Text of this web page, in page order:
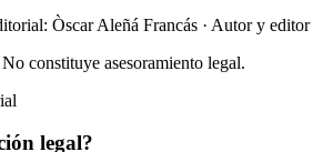
Òscar Aleñá Francás · Autor y editor
constituye asesoramiento legal.
legal?